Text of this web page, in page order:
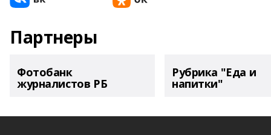
Партнеры
Фотобанк
журналистов РБ
Рубрика "Еда и
напитки"